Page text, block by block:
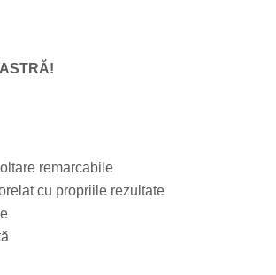
remarcabile
cu propriile rezultate